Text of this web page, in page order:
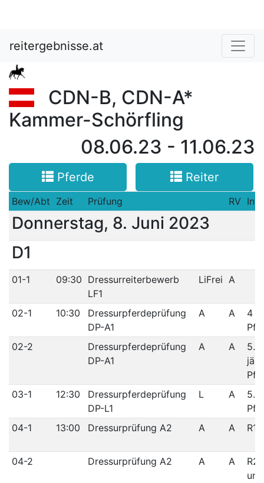
reitergebnisse.at
CDN-B, CDN-A*
Kammer-Schörfling
08.06.23 - 11.06.23
Pferde Reiter
Bew/Abt Zeit Prüfung RV Info
Donnerstag, 8. Juni 2023
D1
01-1 09:30 Dressurreiterbewerb
LF1
LiFrei A
02-1 10:30
Dressurpferdeprüfung
DP-A1
A A
4
02-2
Dressurpferdeprüfung
DP-A1
A A
5.-
03-1
12:30
Dressurpferdeprüfung
DP-L1
L A
5.
04-1
13:00 Dressurprüfung A2 A A R1/
04-2 Dressurprüfung A2 A A
und